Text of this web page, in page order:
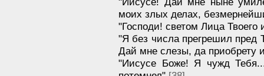
моих злых делах,
"Господи! светом Лица
"Я без числа прегрешил
Дай мне слезы, да приобрету
"Иисусе Боже! Я чужд